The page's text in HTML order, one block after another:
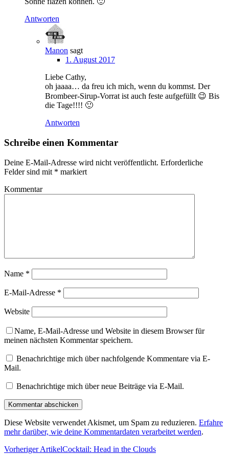
Antworten
Manon sagt
1. August 2017
Liebe Cathy,
oh jaaaa… da freu ich mich, wenn du kommst. Der
Brombeer-Sirup-Vorrat ist auch feste aufgefüllt 😉 Bis
die Tage!!!! 🙂
Antworten
Schreibe einen Kommentar
Deine E-Mail-Adresse wird nicht veröffentlicht. Erforderliche
Felder sind mit * markiert
Kommentar
Name *
E-Mail-Adresse *
Website
Name, E-Mail-Adresse und Website in diesem Browser für
meinen nächsten Kommentar speichern.
Benachrichtige mich über nachfolgende Kommentare via E-
Mail.
Benachrichtige mich über neue Beiträge via E-Mail.
Diese Website verwendet Akismet, um Spam zu reduzieren. Erfahre
mehr darüber, wie deine Kommentardaten verarbeitet werden.
Vorheriger ArtikelCocktail: Head in the Clouds